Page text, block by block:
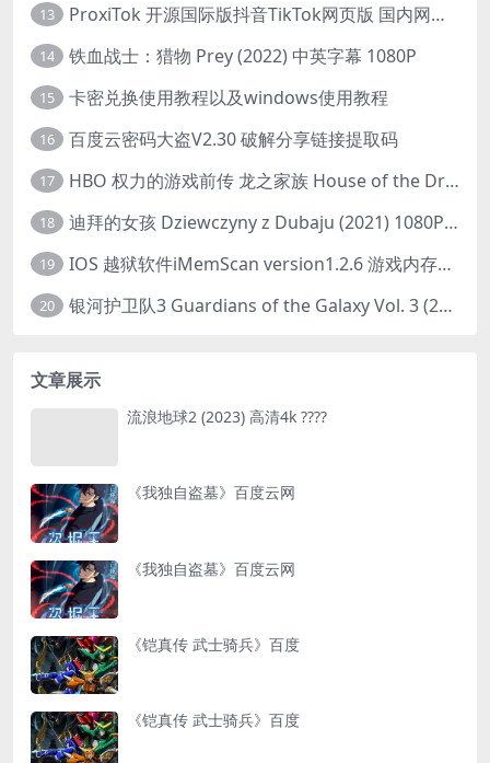
13 ProxiTok 开源国际版抖音TikTok网页版 国内网络直连
14 铁血战士：猎物 Prey (2022) 中英字幕 1080P
15 卡密兑换使用教程以及windows使用教程
16 百度云密码大盗V2.30 破解分享链接提取码
17 HBO 权力的游戏前传 龙之家族 House of the Dragon (2022) 中字 1080P 更新4集
18 迪拜的女孩 Dziewczyny z Dubaju (2021) 1080P 中字
19 IOS 越狱软件iMemScan version1.2.6 游戏内存修改器
20 银河护卫队3 Guardians of the Galaxy Vol. 3 (2023)4K高清资源1080p只分享精品
文章展示
流浪地球2 (2023) 高清4k ????
《我独自盗墓》百度云网
《我独自盗墓》百度云网
《铠真传 武士骑兵》百度
《铠真传 武士骑兵》百度